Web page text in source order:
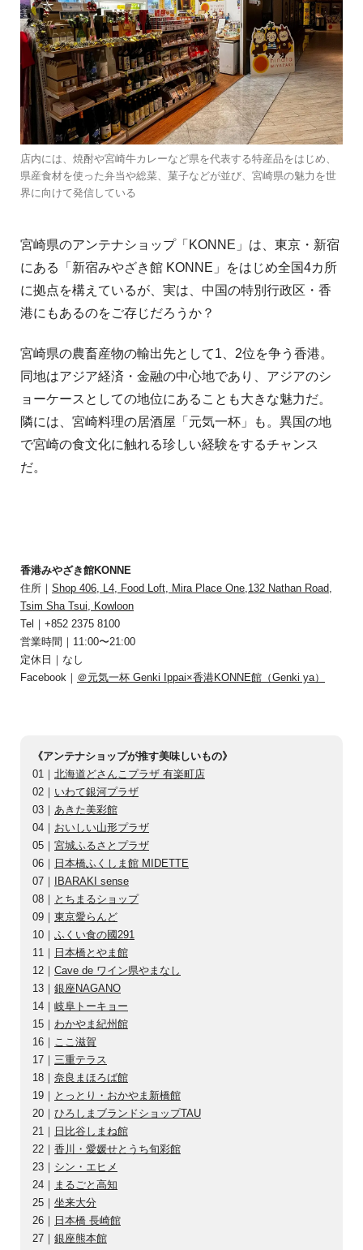
店内には、焼酎や宮崎牛カレーなど県を代表する特産品をはじめ、
県産食材を使った弁当や総菜、菓子などが並び、宮崎県の魅力を世
界に向けて発信している
宮崎県のアンテナショップ「KONNE」は、東京・新宿
にある「新宿みやざき館 KONNE」をはじめ全国4カ所
に拠点を構えているが、実は、中国の特別行政区・香
港にもあるのをご存じだろうか？
宮崎県の農畜産物の輸出先として1、2位を争う香港。
同地はアジア経済・金融の中心地であり、アジアのシ
ョーケースとしての地位にあることも大きな魅力だ。
隣には、宮崎料理の居酒屋「元気一杯」も。異国の地
で宮崎の食文化に触れる珍しい経験をするチャンス
だ。
香港みやざき館KONNE
住所｜ Shop 406, L4, Food Loft, Mira Place One,132 Nathan Road,
Tsim Sha Tsui, Kowloon
Tel｜+852 2375 8100
営業時間｜11:00〜21:00
定休日｜なし
Facebook｜ ＠元気一杯 Genki Ippai×香港KONNE館（Genki ya）
《アンテナショップが推す美味しいもの》
01｜ 北海道どさんこプラザ 有楽町店
02｜ いわて銀河プラザ
03｜ あきた美彩館
04｜ おいしい山形プラザ
05｜ 宮城ふるさとプラザ
06｜ 日本橋ふくしま館 MIDETTE
07｜ IBARAKI sense
08｜ とちまるショップ
09｜ 東京愛らんど
10｜ ふくい食の國291
11｜ 日本橋とやま館
12｜ Cave de ワイン県やまなし
13｜ 銀座NAGANO
14｜ 岐阜トーキョー
15｜ わかやま紀州館
16｜ ここ滋賀
17｜ 三重テラス
18｜ 奈良まほろば館
19｜ とっとり・おかやま新橋館
20｜ ひろしまブランドショップTAU
21｜ 日比谷しまね館
22｜ 香川・愛媛せとうち旬彩館
23｜ シン・エヒメ
24｜ まるごと高知
25｜ 坐来大分
26｜ 日本橋 長崎館
27｜ 銀座熊本館